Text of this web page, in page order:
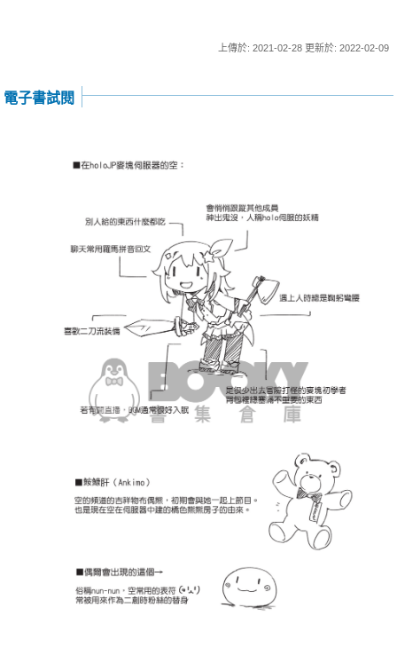
上傳於: 2021-02-28 更新於: 2022-02-09
電子書試閱